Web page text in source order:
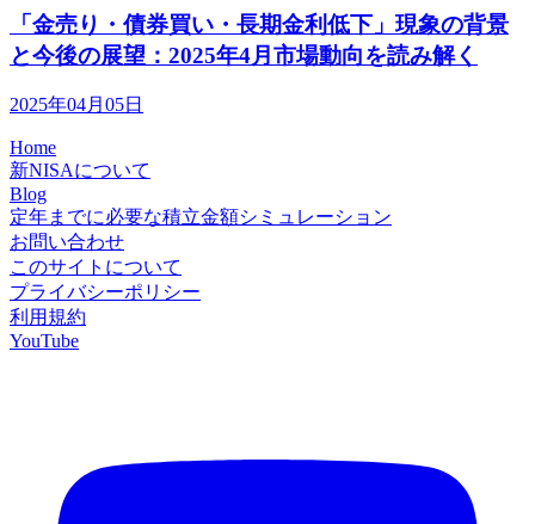
「金売り・債券買い・長期金利低下」現象の背景
と今後の展望：2025年4月市場動向を読み解く
2025年04月05日
Home
新NISAについて
Blog
定年までに必要な積立金額シミュレーション
お問い合わせ
このサイトについて
プライバシーポリシー
利用規約
YouTube